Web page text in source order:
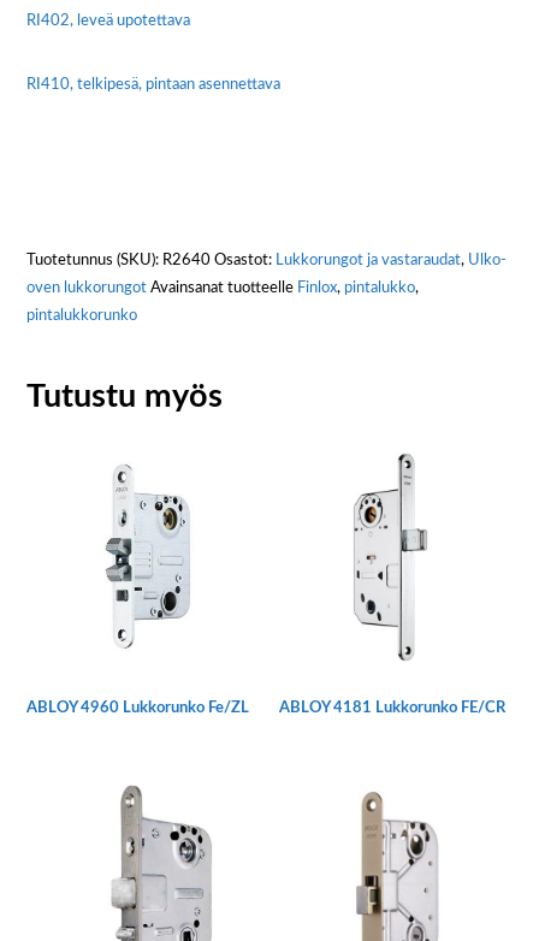
RI402, leveä upotettava
RI410, telkipesä, pintaan asennettava
Tuotetunnus (SKU): R2640 Osastot: Lukkorungot ja vastaraudat, Ulko-
oven lukkorungot Avainsanat tuotteelle Finlox, pintalukko,
pintalukkorunko
Tutustu myös
ABLOY 4960 Lukkorunko Fe/ZL ABLOY 4181 Lukkorunko FE/CR